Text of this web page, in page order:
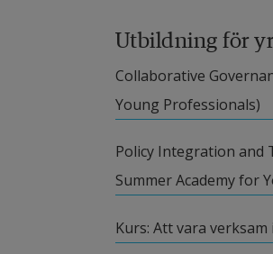
Utbildning för
Collaborative
Young Professionals)
Länk till annan
Policy Integration and
Summer Academy for
Länk till annan
Kurs: Att vara